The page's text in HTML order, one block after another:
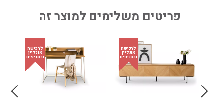
פריטים משלימים למוצר זה